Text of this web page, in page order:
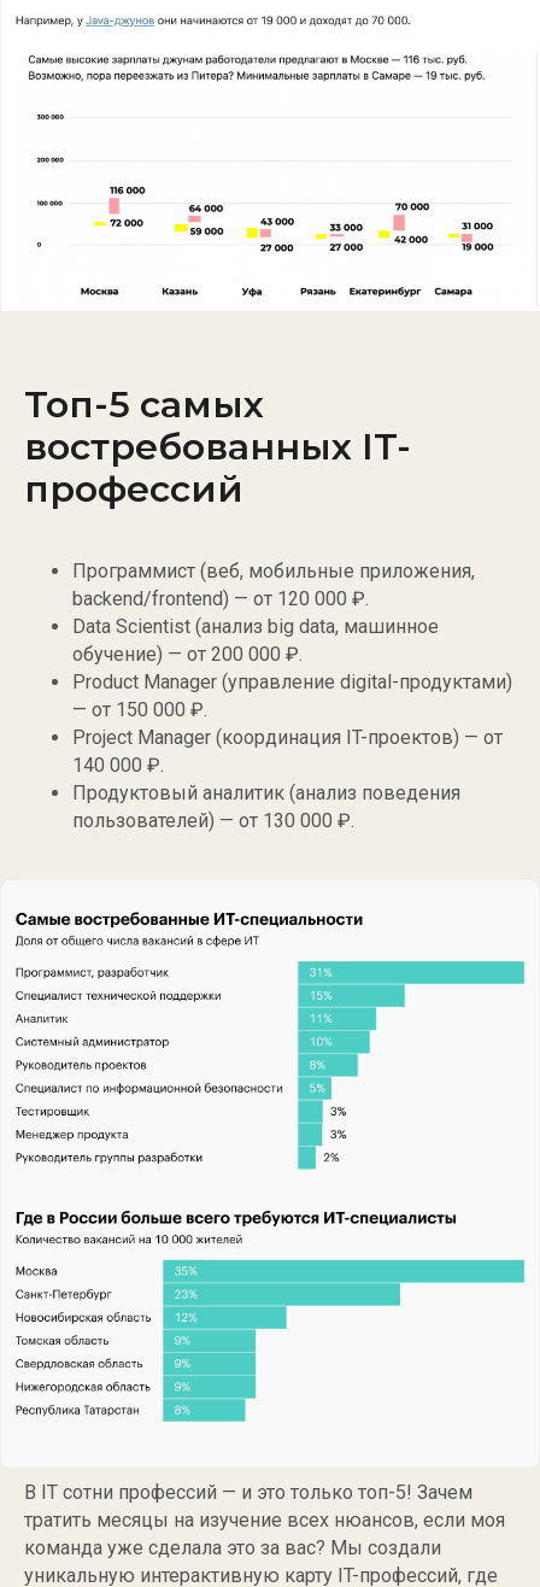
Топ-5 самых
востребованных IT-
профессий
Программист (веб, мобильные приложения,
backend/frontend) — от 120 000 ₽.
Data Scientist (анализ big data, машинное
обучение) — от 200 000 ₽.
Product Manager (управление digital-продуктами)
— от 150 000 ₽.
Project Manager (координация IT-проектов) — от
140 000 ₽.
Продуктовый аналитик (анализ поведения
пользователей) — от 130 000 ₽.
В IT сотни профессий — и это только топ-5! Зачем
тратить месяцы на изучение всех нюансов, если моя
команда уже сделала это за вас? Мы создали
уникальную интерактивную карту IT-профессий, где